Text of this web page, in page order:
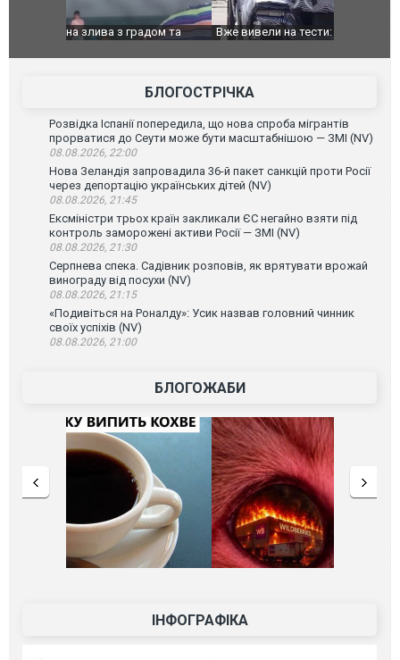
Вже вивели на тести: Ferrari готує оновлення
Вийшов
фільму
БЛОГОСТРІЧКА
Розвідка Іспанії попередила, що нова спроба мігрантів
прорватися до Сеути може бути масштабнішою — ЗМІ (NV)
08.08.2026, 22:00
Нова Зеландія запровадила 36-й пакет санкцій проти Росії
через депортацію українських дітей (NV)
08.08.2026, 21:45
Ексміністри трьох країн закликали ЄС негайно взяти під
контроль заморожені активи Росії — ЗМІ (NV)
08.08.2026, 21:30
Серпнева спека. Садівник розповів, як врятувати врожай
винограду від посухи (NV)
08.08.2026, 21:15
«Подивіться на Роналду»: Усик назвав головний чинник
своїх успіхів (NV)
08.08.2026, 21:00
БЛОГОЖАБИ
ІНФОГРАФІКА